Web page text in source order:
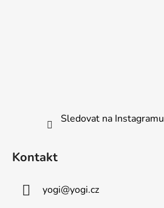
Sledovat na Instagramu
Kontakt
yogi@yogi.cz